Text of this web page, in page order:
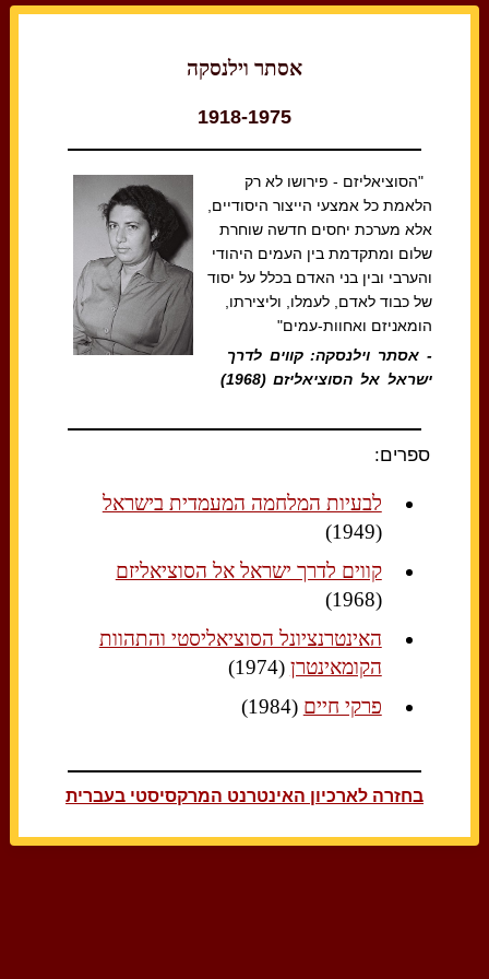
אסתר וילנסקה
1918-1975
"הסוציאליזם - פירושו לא רק
הלאמת כל אמצעי הייצור היסודיים,
אלא מערכת יחסים חדשה שוחרת
שלום ומתקדמת בין העמים היהודי
והערבי ובין בני האדם בכלל על יסוד
של כבוד לאדם, לעמלו, וליצירתו,
הומאניזם ואחוות-עמים"
- אסתר וילנסקה: קווים לדרך
ישראל אל הסוציאליזם (1968)
ספרים:
לבעיות המלחמה המעמדית בישראל
(1949)
קווים לדרך ישראל אל הסוציאליזם
(1968)
האינטרנציונל הסוציאליסטי והתהוות
הקומאינטרן (1974)
פרקי חיים (1984)
בחזרה לארכיון האינטרנט המרקסיסטי בעברית